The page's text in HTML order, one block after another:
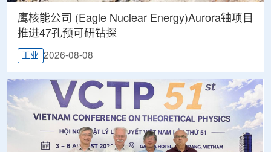
鹰核能公司 (Eagle Nuclear Energy)Aurora铀项目
推进47孔预可研钻探
工业 2026-08-08